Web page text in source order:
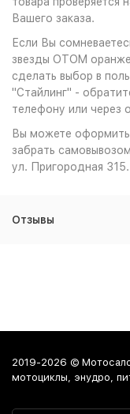
Вашего заказа.
Если Вы
звезды OTOM
сделать выбор в
"Стайлинг" -
телефону или через
Вы можете
забрать
ул. Пригородная 315.
Отзывы
2019-2026 ©
мотоциклы, энудро,